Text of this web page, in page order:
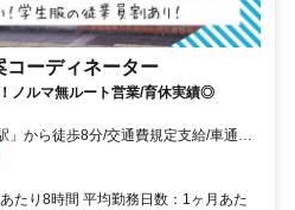
コーディネーター
ノルマ無ルート営業/育休実績◎
」から徒歩8分/交通費規定支給/車通勤
たり8時間 平均勤務日数：1ヶ月あた